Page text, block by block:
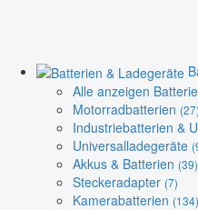
Alle anzeigen
Motorradbatterien (27)
Industriebatterien &
Universalladegeräte
Akkus & Batterien (39)
Steckeradapter (7)
Kamerabatterien (134)